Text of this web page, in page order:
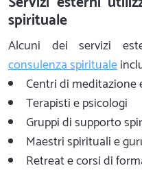
spirituale
Alcuni dei servizi
consulenza spirituale
Centri di meditazione
Terapisti e psicologi
Gruppi di supporto
Maestri spirituali e
Retreat e corsi di